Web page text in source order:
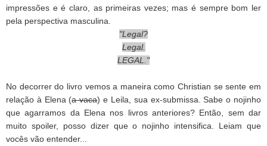
impressões e é claro, as primeiras vezes; mas é sempre bom ler
pela perspectiva masculina.
"Legal?
Legal.
LEGAL."
No decorrer do livro vemos a maneira como Christian se sente em
relação à Elena (a vaca) e Leila, sua ex-submissa. Sabe o nojinho
que agarramos da Elena nos livros anteriores? Então, sem dar
muito spoiler, posso dizer que o nojinho intensifica. Leiam que
vocês vão entender...